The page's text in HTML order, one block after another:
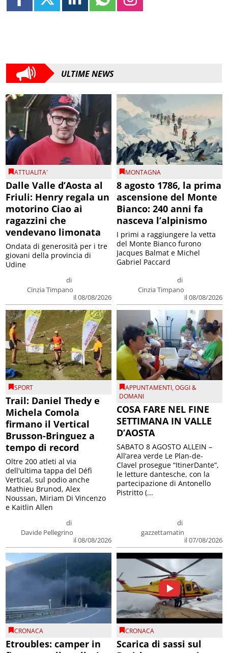
ULTIME NEWS
ATTUALITA'
Dalle Valle d’Aosta al
Friuli: Henry regala un
motorino Ciao ai
ragazzini che
vendevano limonata
di
Cinzia Timpano
il 08/08/2026
Ondata di generosità per i tre
giovani della provincia di
Udine
MONTAGNA
8 agosto 1786, la prima
ascensione del Monte
Bianco: 240 anni fa
nasceva l’alpinismo
di
Cinzia Timpano
il 08/08/2026
I primi a raggiungere la vetta
del Monte Bianco furono
Jacques Balmat e Michel
Gabriel Paccard
SPORT
Trail: Daniel Thedy e
Michela Comola
firmano il Vertical
Brusson-Bringuez a
tempo di record
di
Davide Pellegrino
il 08/08/2026
Oltre 200 atleti al via
dell'ultima tappa del Défì
Vertical, sul podio anche
Mathieu Brunod, Alex
Noussan, Miriam Di Vincenzo
e Kaitlin Allen
APPUNTAMENTI,OGGI &
DOMANI
COSA FARE NEL FINE
SETTIMANA IN VALLE
D’AOSTA
di
gazzettamatin
il 07/08/2026
SABATO 8 AGOSTO ALLEIN –
All’area verde Le Plan-de-
Clavel prosegue “ItinerDante”,
le letture dantesche, con la
partecipazione di Antonello
Pistritto (...
CRONACA
Etroubles: camper in
CRONACA
Scarica di sassi sul